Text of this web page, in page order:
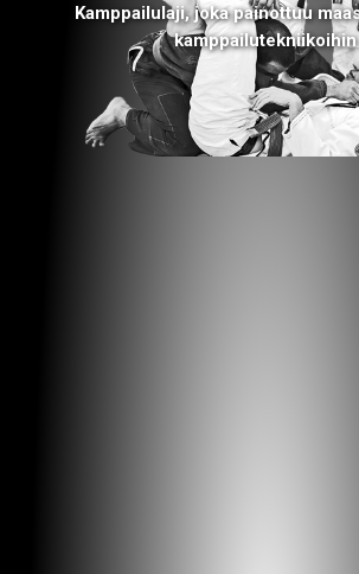
Kamppailulaji, joka painottuu
kamppailutekniikoihin